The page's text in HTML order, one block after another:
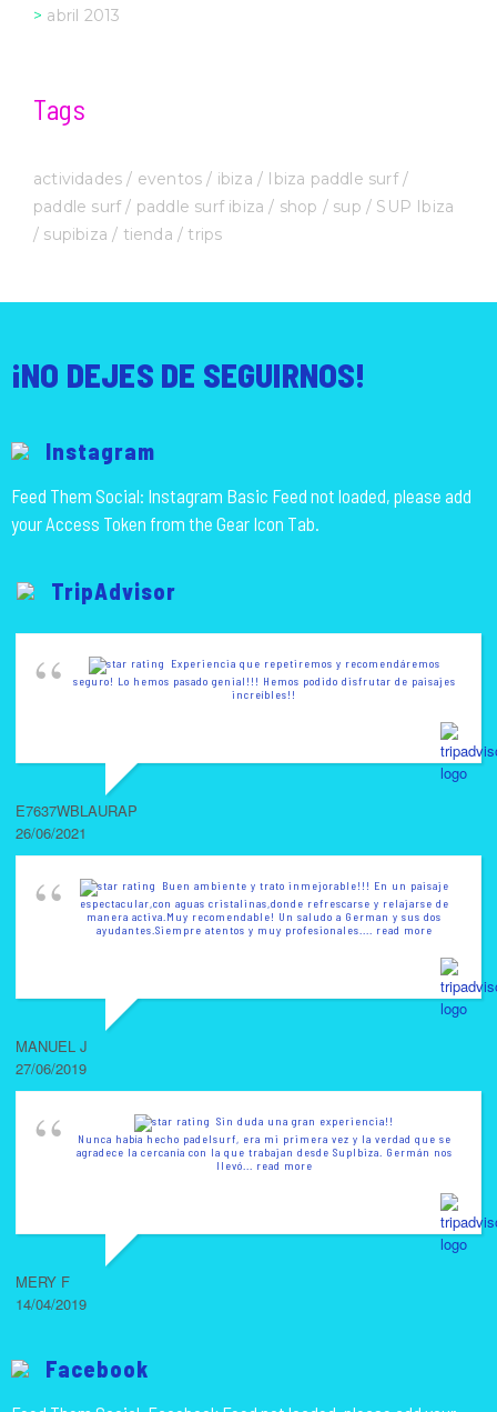
abril 2013
Tags
actividades eventos ibiza
Ibiza paddle surf
paddle surf
paddle surf ibiza shop sup
SUP Ibiza
supibiza
tienda trips
¡NO DEJES DE SEGUIRNOS!
Instagram
Feed Them Social: Instagram Basic Feed not loaded, please add
your Access Token from the Gear Icon Tab.
TripAdvisor
Experiencia que repetiremos y recomendáremos
seguro! Lo hemos pasado genial!!! Hemos podido disfrutar de paisajes
increíbles!!
E7637WBLAURAP
26/06/2021
Buen ambiente y trato inmejorable!!! En un paisaje
espectacular,con aguas cristalinas,donde refrescarse y relajarse de
manera activa.Muy recomendable! Un saludo a German y sus dos
ayudantes.Siempre atentos y muy profesionales.
... read more
MANUEL J
27/06/2019
Sin duda una gran experiencia!!
Nunca había hecho padelsurf, era mi primera vez y la verdad que se
agradece la cercanía con la que trabajan desde SupIbiza. Germán nos
llevó ... read more
MERY F
14/04/2019
Facebook